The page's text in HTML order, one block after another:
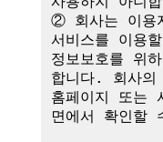
② 회사는 이용
서비스를 이용
정보보호를 위
합니다. 회사의
홈페이지 또는
면에서 확인할